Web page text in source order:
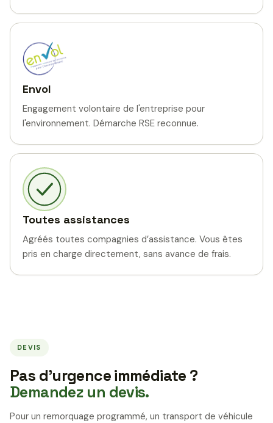
Envol
Engagement volontaire de l'entreprise pour
l'environnement. Démarche RSE reconnue.
Toutes assistances
Agréés toutes compagnies d’assistance. Vous êtes
pris en charge directement, sans avance de frais.
DEVIS
Pas d’urgence immédiate ?
Demandez un devis.
Pour un remorquage programmé, un transport de véhicule